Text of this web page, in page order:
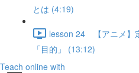
とは (4:19)
lesson 24 【アニメ】
「目的」 (13:12)
Teach online with